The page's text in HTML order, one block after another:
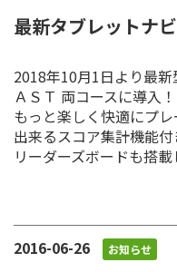
最新タブレットナ
2018年10月1日より最
ＡＳＴ 両コースに導入！
もっと楽しく快適にプ
出来るスコア集計機能
リーダーズボードも搭
2016-06-26 お知らせ